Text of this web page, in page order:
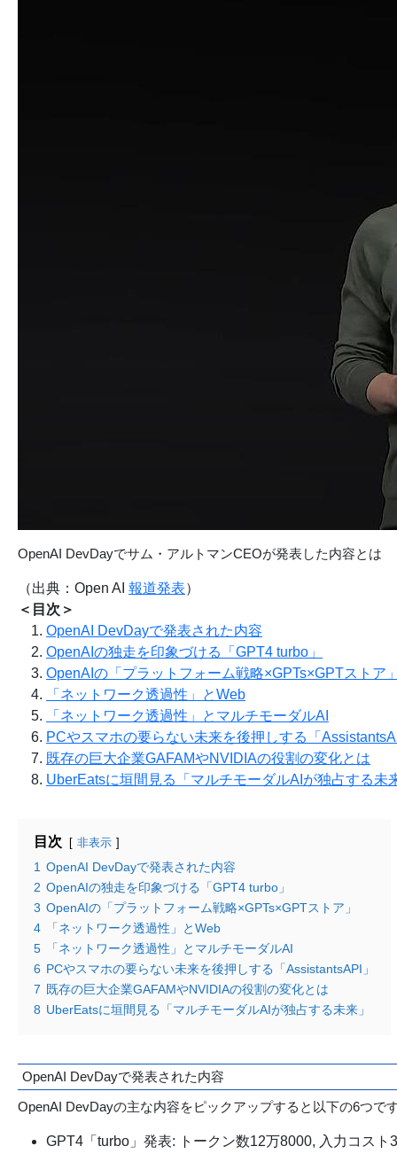
OpenAI DevDayでサム・アルトマンCEOが発表した内容とは
（出典：Open AI 報道発表）
＜目次＞
OpenAI DevDayで発表された内容
OpenAIの独走を印象づける「GPT4 turbo」
OpenAIの「プラットフォーム戦略×GPTs×GPTストア
「ネットワーク透過性」とWeb
「ネットワーク透過性」とマルチモーダルAI
PCやスマホの要らない未来を後押しする「
既存の巨大企業GAFAMやNVIDIAの役割の変化とは
UberEatsに垣間見る「マルチモーダルAIが独占する未
目次 非表示
1 OpenAI DevDayで発表された内容
2 OpenAIの独走を印象づける「GPT4 turbo」
3 OpenAIの「プラットフォーム戦略×GPTs×GPTストア」
4
「ネットワーク透過性」とWeb
5
「ネットワーク透過性」とマルチモーダルAI
6 PCやスマホの要らない未来を後押しする「AssistantsAPI」
7 既存の巨大企業GAFAMやNVIDIAの役割の変化とは
8 UberEatsに垣間見る「マルチモーダルAIが独占する未来」
OpenAI DevDayで発表された内容
OpenAI DevDayの主な内容をピックアップすると以下の6つで
GPT4「turbo」発表: トークン数12万8000, 入力コスト